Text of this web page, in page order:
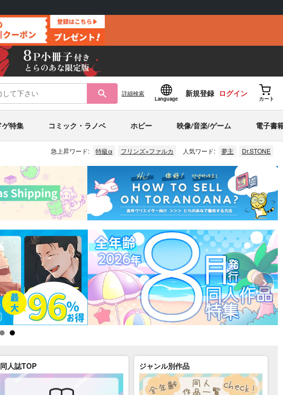
詳細検索
Language
新規登録 ログイン
カート
ゲ特集 コミック・ラノベ ホビー 映像/音楽/ゲーム 電子書
急上昇ワード: 特級α フリンズ×ファルカ 人気ワード: 夢主 Dr.STONE
同人誌TOP ジャンル別作品